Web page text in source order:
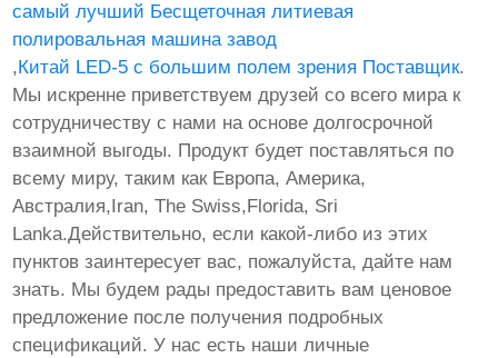
самый лучший Бесщеточная литиевая
полировальная машина завод
, Китай LED-5 с большим полем зрения Поставщик.
Мы искренне приветствуем друзей со всего мира к
сотрудничеству с нами на основе долгосрочной
взаимной выгоды. Продукт будет поставляться по
всему миру, таким как Европа, Америка,
Австралия,Iran, The Swiss,Florida, Sri
Lanka.Действительно, если какой-либо из этих
пунктов заинтересует вас, пожалуйста, дайте нам
знать. Мы будем рады предоставить вам ценовое
предложение после получения подробных
спецификаций. У нас есть наши личные